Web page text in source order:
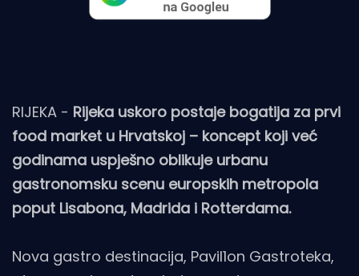
RIJEKA - Rijeka uskoro postaje bogatija za prvi
food market u Hrvatskoj – koncept koji već
godinama uspješno oblikuje urbanu
gastronomsku scenu europskih metropola
poput Lisabona, Madrida i Rotterdama.
Nova gastro destinacija, Pavil1on Gastroteka,